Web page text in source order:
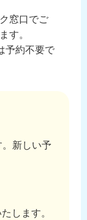
窓口でご
す。
予約不要で
新しい予
します。